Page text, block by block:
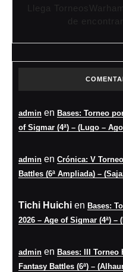
Llega
de
admin en Bases: Torneo
of Sigmar (4ª) – (Lugo –
admin en Crónica: V
Battles (6ª Ampliada) –
Tichi Huichi en Bases:
2026 – Age of Sigmar (4ª) –
admin en Bases: III Torneo
Fantasy Battles (6ª) –